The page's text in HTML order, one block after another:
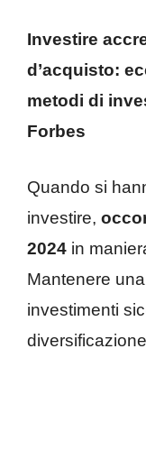
Investire
d’acquisto:
metodi di
Forbes
Quando si
investire,
2024 in
Mantenere
investimenti